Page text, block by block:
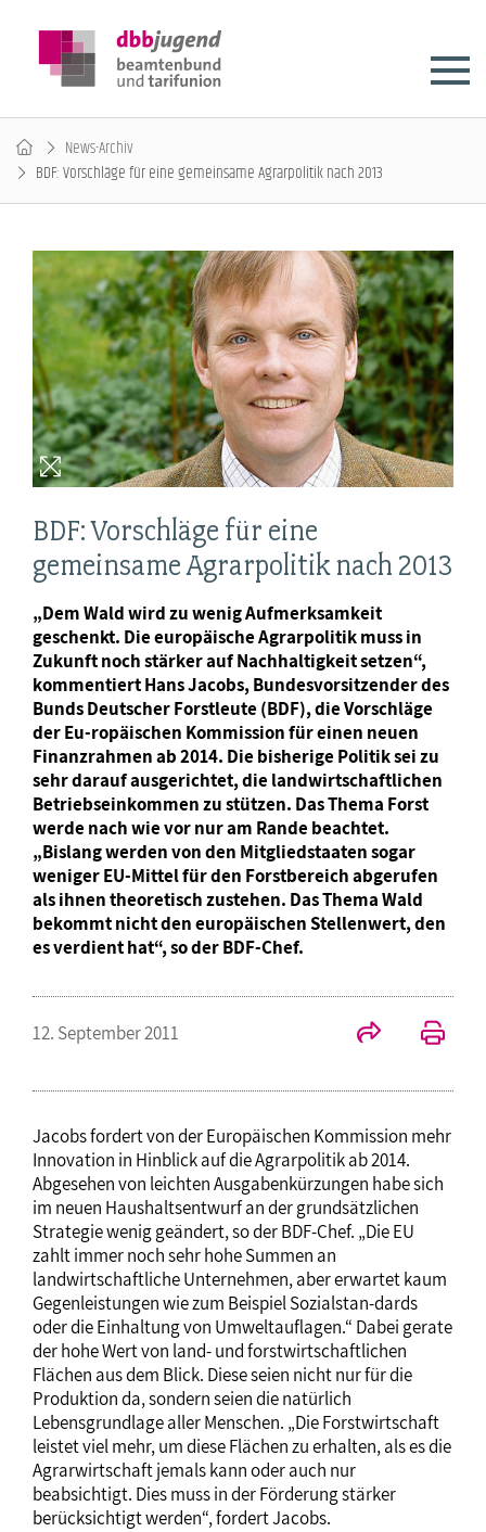
News-Archiv
BDF: Vorschläge für eine gemeinsame Agrarpolitik nach 2013
BDF: Vorschläge für eine
gemeinsame Agrarpolitik nach 2013
„Dem Wald wird zu wenig Aufmerksamkeit
geschenkt. Die europäische Agrarpolitik muss in
Zukunft noch stärker auf Nachhaltigkeit setzen“,
kommentiert Hans Jacobs, Bundesvorsitzender des
Bunds Deutscher Forstleute (BDF), die Vorschläge
der Eu-ropäischen Kommission für einen neuen
Finanzrahmen ab 2014. Die bisherige Politik sei zu
sehr darauf ausgerichtet, die landwirtschaftlichen
Betriebseinkommen zu stützen. Das Thema Forst
werde nach wie vor nur am Rande beachtet.
„Bislang werden von den Mitgliedstaaten sogar
weniger EU-Mittel für den Forstbereich abgerufen
als ihnen theoretisch zustehen. Das Thema Wald
bekommt nicht den europäischen Stellenwert, den
es verdient hat“, so der BDF-Chef.
12. September 2011
Jacobs fordert von der Europäischen Kommission mehr
Innovation in Hinblick auf die Agrarpolitik ab 2014.
Abgesehen von leichten Ausgabenkürzungen habe sich
im neuen Haushaltsentwurf an der grundsätzlichen
Strategie wenig geändert, so der BDF-Chef. „Die EU
zahlt immer noch sehr hohe Summen an
landwirtschaftliche Unternehmen, aber erwartet kaum
Gegenleistungen wie zum Beispiel Sozialstan-dards
oder die Einhaltung von Umweltauflagen.“ Dabei gerate
der hohe Wert von land- und forstwirtschaftlichen
Flächen aus dem Blick. Diese seien nicht nur für die
Produktion da, sondern seien die natürlich
Lebensgrundlage aller Menschen. „Die Forstwirtschaft
leistet viel mehr, um diese Flächen zu erhalten, als es die
Agrarwirtschaft jemals kann oder auch nur
beabsichtigt. Dies muss in der Förderung stärker
berücksichtigt werden“, fordert Jacobs.